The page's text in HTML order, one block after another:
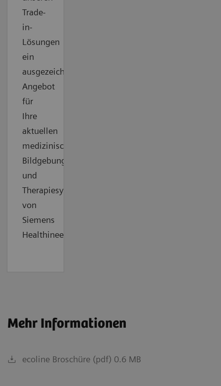
Trade-
in-
Lösungen
ein
ausgezeichnetes
Angebot
für
Ihre
aktuellen
medizinischen
Bildgebungs-
und
Therapiesysteme
von
Siemens
Healthineers.
Mehr Informationen
ecoline Broschüre (pdf) 0.6 MB